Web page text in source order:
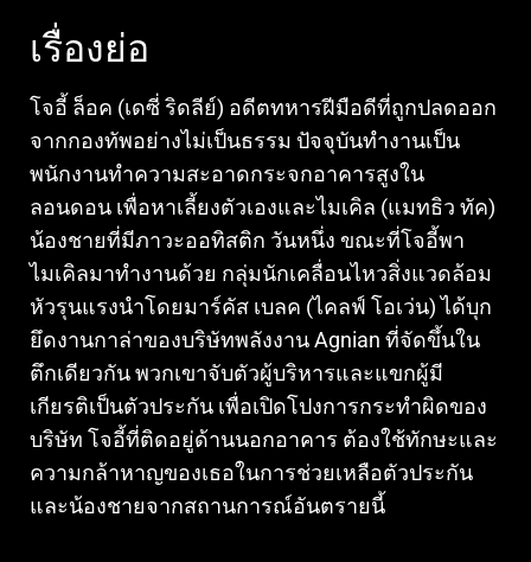
เรื่องย่อ
โจอี้ ล็อค (เดซี่ ริดลีย์) อดีตทหารฝีมือดีที่ถูกปลดออก
จากกองทัพอย่างไม่เป็นธรรม ปัจจุบันทำงานเป็น
พนักงานทำความสะอาดกระจกอาคารสูงใน
ลอนดอน เพื่อหาเลี้ยงตัวเองและไมเคิล (แมทธิว ทัค)
น้องชายที่มีภาวะออทิสติก วันหนึ่ง ขณะที่โจอี้พา
ไมเคิลมาทำงานด้วย กลุ่มนักเคลื่อนไหวสิ่งแวดล้อม
หัวรุนแรงนำโดยมาร์คัส เบลค (ไคลฟ์ โอเว่น) ได้บุก
ยึดงานกาล่าของบริษัทพลังงาน Agnian ที่จัดขึ้นใน
ตึกเดียวกันพวกเขาจับตัวผู้บริหารและแขกผู้มี
เกียรติเป็นตัวประกัน เพื่อเปิดโปงการกระทำผิดของ
บริษัท โจอี้ที่ติดอยู่ด้านนอกอาคาร ต้องใช้ทักษะและ
ความกล้าหาญของเธอในการช่วยเหลือตัวประกัน
และน้องชายจากสถานการณ์อันตรายนี้